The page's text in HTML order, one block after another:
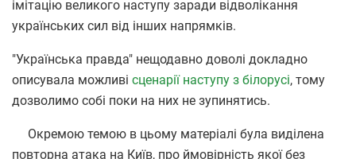
імітацію великого наступу заради відволікання
українських сил від інших напрямків.
"Українська правда" нещодавно доволі докладно
описувала можливі сценарії наступу з білорусі, тому
дозволимо собі поки на них не зупинятись.
Окремою темою в цьому матеріалі була виділена
повторна атака на Київ, про ймовірність якої без